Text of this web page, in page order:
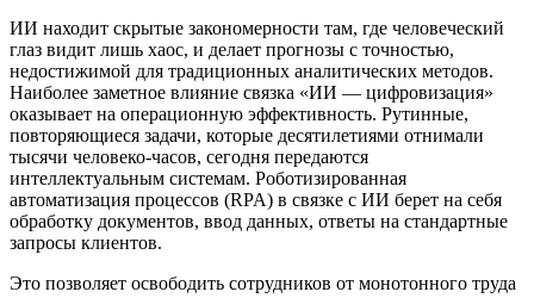
ИИ находит скрытые закономерности там, где человеческий
глаз видит лишь хаос, и делает прогнозы с точностью,
недостижимой для традиционных аналитических методов.
Наиболее заметное влияние связка «ИИ — цифровизация»
оказывает на операционную эффективность. Рутинные,
повторяющиеся задачи, которые десятилетиями отнимали
тысячи человеко-часов, сегодня передаются
интеллектуальным системам. Роботизированная
автоматизация процессов (RPA) в связке с ИИ берет на себя
обработку документов, ввод данных, ответы на стандартные
запросы клиентов.
Это позволяет освободить сотрудников от монотонного труда